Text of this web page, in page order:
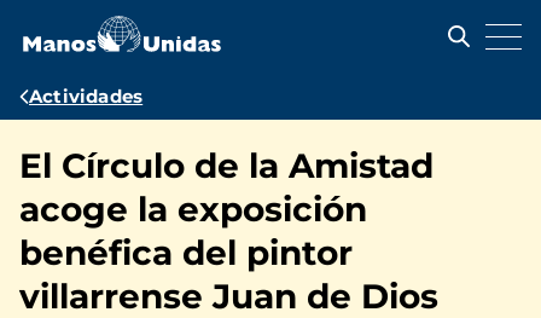
contenido
Ruta
navegación
Actividades
El Círculo de la Amistad
acoge la exposición
benéfica del pintor
villarrense Juan de Dios